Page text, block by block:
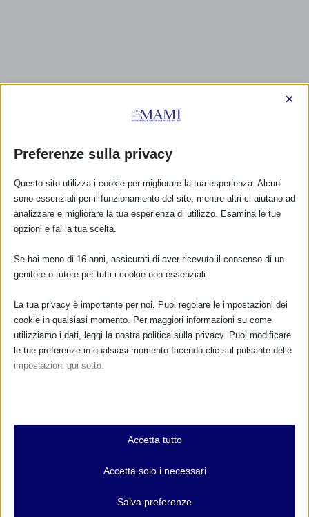
Preferenze sulla privacy
×
Questo sito utilizza i cookie per migliorare la tua esperienza. Alcuni
sono essenziali per il funzionamento del sito, mentre altri ci aiutano ad
analizzare e migliorare la tua esperienza di utilizzo. Esamina le tue
opzioni e fai la tua scelta.
Se hai meno di 16 anni, assicurati di aver ricevuto il consenso di un
genitore o tutore per tutti i cookie non essenziali.
La tua privacy è importante per noi. Puoi regolare le impostazioni dei
cookie in qualsiasi momento. Per maggiori informazioni su come
utilizziamo i dati, leggi la nostra politica sulla privacy. Puoi modificare
le tue preferenze in qualsiasi momento facendo clic sul pulsante delle
impostazioni qui sotto.
Essenziali
I cookie e i servizi essenziali abilitano le funzioni di base e sono
e servizi non richiedono il consenso dell'utente secondo il GDPR.
Accetta tutto
Accetta solo i necessari
Salva preferenze